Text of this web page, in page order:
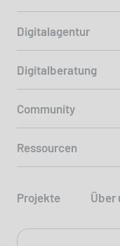
Digitalagentur
Digitalberatung
Community
Ressourcen
Projekte Über